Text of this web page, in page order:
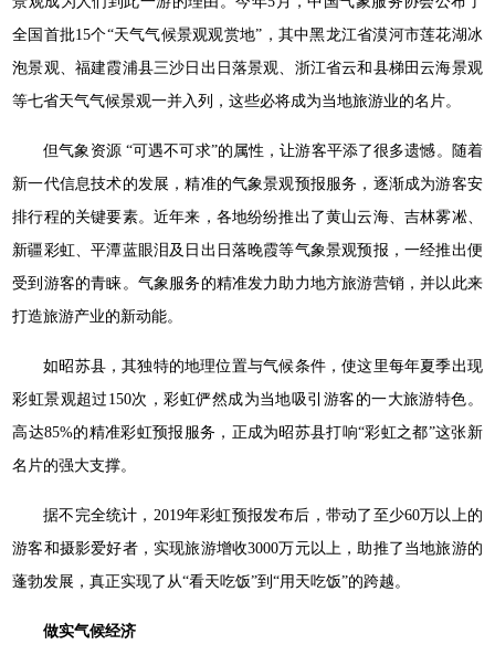
全国首批15个“天气气候景观观赏地”，其中黑龙江省漠河市莲花湖冰
泡景观、福建霞浦县三沙日出日落景观、浙江省云和县梯田云海景观
等七省天气气候景观一并入列，这些必将成为当地旅游业的名片。
但气象资源 “可遇不可求”的属性，让游客平添了很多遗憾。随着
新一代信息技术的发展，精准的气象景观预报服务，逐渐成为游客安
排行程的关键要素。近年来，各地纷纷推出了黄山云海、吉林雾凇、
新疆彩虹、平潭蓝眼泪及日出日落晚霞等气象景观预报，一经推出便
受到游客的青睐。气象服务的精准发力助力地方旅游营销，并以此来
打造旅游产业的新动能。
如昭苏县，其独特的地理位置与气候条件，使这里每年夏季出现
彩虹景观超过150次，彩虹俨然成为当地吸引游客的一大旅游特色。
高达85%的精准彩虹预报服务，正成为昭苏县打响“彩虹之都”这张新
名片的强大支撑。
据不完全统计，2019年彩虹预报发布后，带动了至少60万以上的
游客和摄影爱好者，实现旅游增收3000万元以上，助推了当地旅游的
蓬勃发展，真正实现了从“看天吃饭”到“用天吃饭”的跨越。
做实气候经济